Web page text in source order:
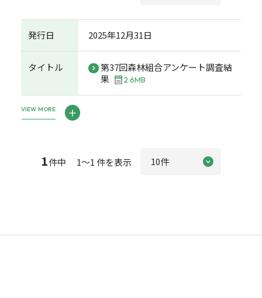
発行日 2025年12月31日
タイトル
第37回森林組合アンケート調査結
果
2.6MB
VIEW MORE
1件中 1～1 件を表示